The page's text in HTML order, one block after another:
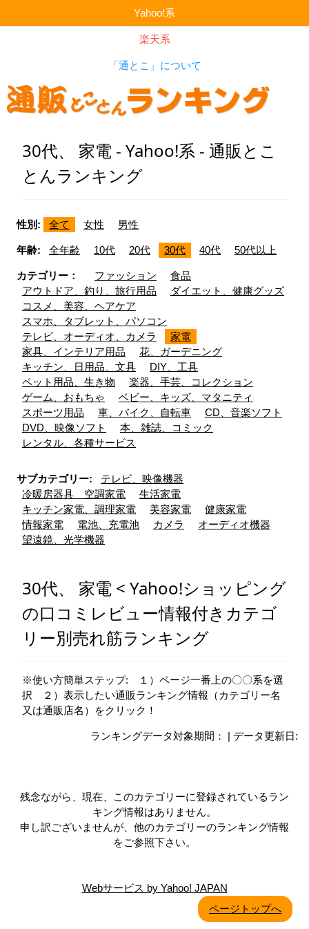
Yahoo!系
楽天系
「通とこ」について
30代、 家電 - Yahoo!系 - 通販とこ
とんランキング
性別: 全て 女性 男性
年齢: 全年齢 10代 20代 30代 40代 50代以上
カテゴリー： ファッション
食品
アウトドア、釣り、旅行用品
ダイエット、健康グッズ
コスメ、美容、ヘアケア
スマホ、タブレット、パソコン
テレビ、オーディオ、カメラ
家電
家具、インテリア用品
花、ガーデニング
キッチン、日用品、文具
DIY、工具
ペット用品、生き物
楽器、手芸、コレクション
ゲーム、おもちゃ
ベビー、キッズ、マタニティ
スポーツ用品
車、バイク、自転車
CD、音楽ソフト
DVD、映像ソフト
本、雑誌、コミック
レンタル、各種サービス
サブカテゴリー:
テレビ、映像機器
冷暖房器具 空調家電
生活家電
キッチン家電、調理家電
美容家電
健康家電
情報家電
電池、充電池 カメラ
オーディオ機器
望遠鏡、光学機器
30代、 家電 < Yahoo!ショッピング
の口コミレビュー情報付きカテゴ
リー別売れ筋ランキング
※使い方簡単ステップ: １）ページ一番上の〇〇系を選
択 ２）表示したい通販ランキング情報（カテゴリー名
又は通販店名）をクリック！
ランキングデータ対象期間： | データ更新日:
残念ながら、現在、このカテゴリーに登録されているラン
キング情報はありません。
申し訳ございませんが、他のカテゴリーのランキング情報
をご参照下さい。
Webサービス by Yahoo! JAPAN
ページトップへ